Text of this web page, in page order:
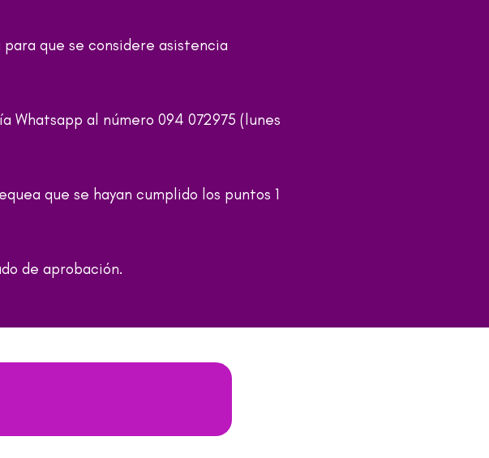
que se considere asistencia
Whatsapp al número 094 072975 (lunes
que se hayan cumplido los puntos 1
de aprobación.